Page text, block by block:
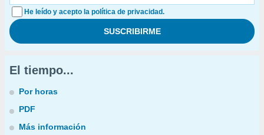
He leído y acepto la política de privacidad.
El tiempo...
Por horas
PDF
Más información